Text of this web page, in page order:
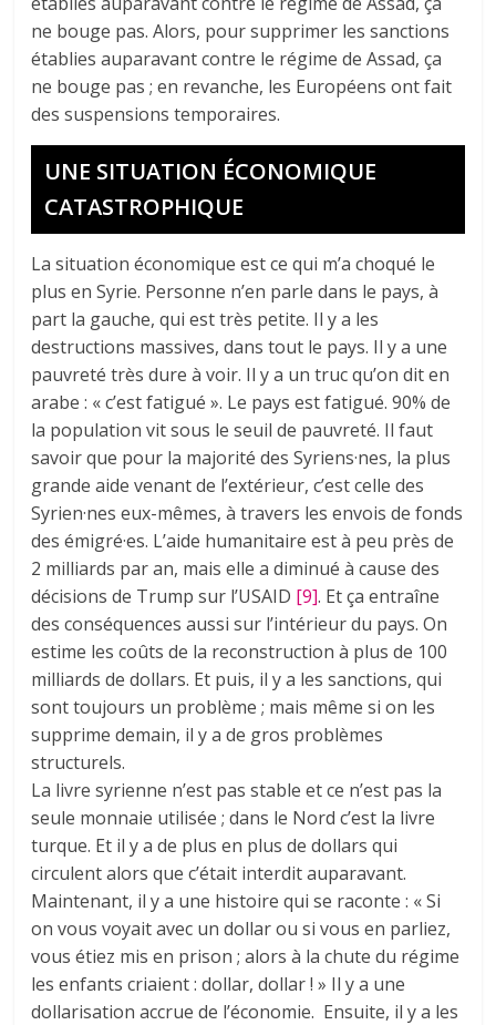
ne bouge pas. Alors, pour supprimer les sanctions
établies auparavant contre le régime de Assad, ça
ne bouge pas ; en revanche, les Européens ont fait
des suspensions temporaires.
UNE SITUATION ÉCONOMIQUE
CATASTROPHIQUE
La situation économique est ce qui m’a choqué le
plus en Syrie. Personne n’en parle dans le pays, à
part la gauche, qui est très petite. Il y a les
destructions massives, dans tout le pays. Il y a une
pauvreté très dure à voir. Il y a un truc qu’on dit en
arabe : « c’est fatigué ». Le pays est fatigué. 90% de
la population vit sous le seuil de pauvreté. Il faut
savoir que pour la majorité des Syriens·nes, la plus
grande aide venant de l’extérieur, c’est celle des
Syrien·nes eux-mêmes, à travers les envois de fonds
des émigré·es. L’aide humanitaire est à peu près de
2 milliards par an, mais elle a diminué à cause des
décisions de Trump sur l’USAID [9]. Et ça entraîne
des conséquences aussi sur l’intérieur du pays. On
estime les coûts de la reconstruction à plus de 100
milliards de dollars. Et puis, il y a les sanctions, qui
sont toujours un problème ; mais même si on les
supprime demain, il y a de gros problèmes
structurels.
La livre syrienne n’est pas stable et ce n’est pas la
seule monnaie utilisée ; dans le Nord c’est la livre
turque. Et il y a de plus en plus de dollars qui
circulent alors que c’était interdit auparavant.
Maintenant, il y a une histoire qui se raconte : « Si
on vous voyait avec un dollar ou si vous en parliez,
vous étiez mis en prison ; alors à la chute du régime
les enfants criaient : dollar, dollar ! » Il y a une
dollarisation accrue de l’économie. Ensuite, il y a les